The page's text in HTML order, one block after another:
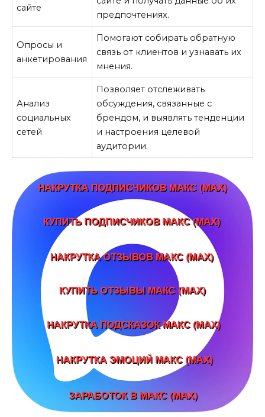
сайте
предпочтениях.
Опросы и
анкетирования
Помогают собирать обратную
связь от клиентов и узнавать их
мнения.
Анализ
социальных
сетей
Позволяет отслеживать
обсуждения, связанные с
брендом, и выявлять тенденции
и настроения целевой
аудитории.